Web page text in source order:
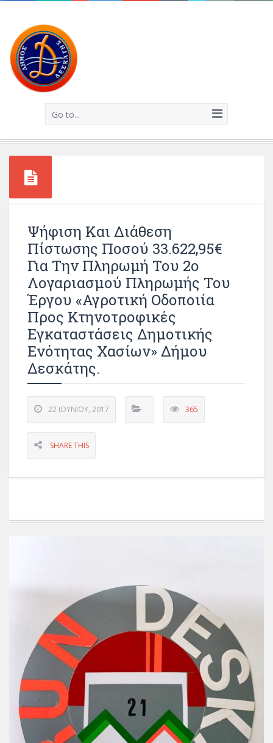
Go to...
Ψήφιση Και Διάθεση
Πίστωσης Ποσού 33.622,95€
Για Την Πληρωμή Του 2ο
Λογαριασμού Πληρωμής Του
Έργου «Αγροτική Οδοποιία
Προς Κτηνοτροφικές
Εγκαταστάσεις Δημοτικής
Ενότητας Χασίων» Δήμου
Δεσκάτης.
22 ΙΟΥΝΊΟΥ, 2017 365
SHARE THIS